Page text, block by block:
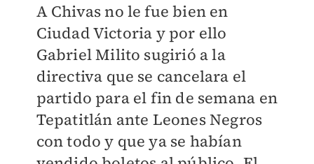
A Chivas no le fue bien en
Ciudad Victoria y por ello
Gabriel Milito sugirió a la
directiva que se cancelara el
partido para el fin de semana en
Tepatitlán ante Leones Negros
con todo y que ya se habían